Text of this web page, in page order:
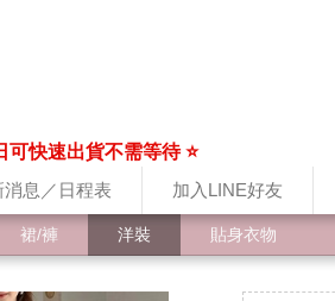
消息／日程表 加入LINE好友
可快速出貨不需等待 ⭐
裙/褲 洋裝 貼身衣物